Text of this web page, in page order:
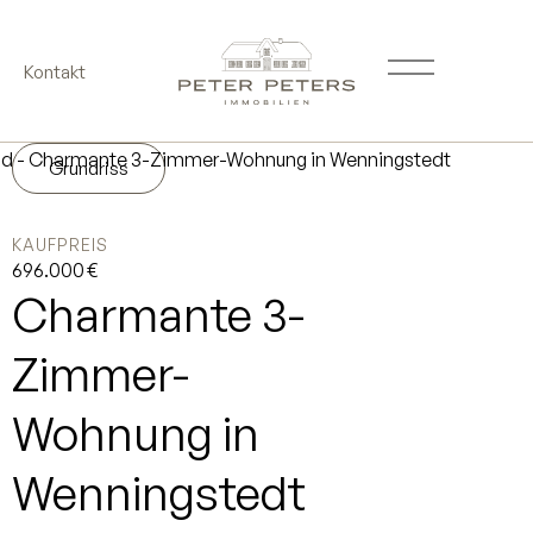
Kontakt
Grundriss
KAUFPREIS
696.000 €
Charmante 3-
Zimmer-
Wohnung in
Wenningstedt